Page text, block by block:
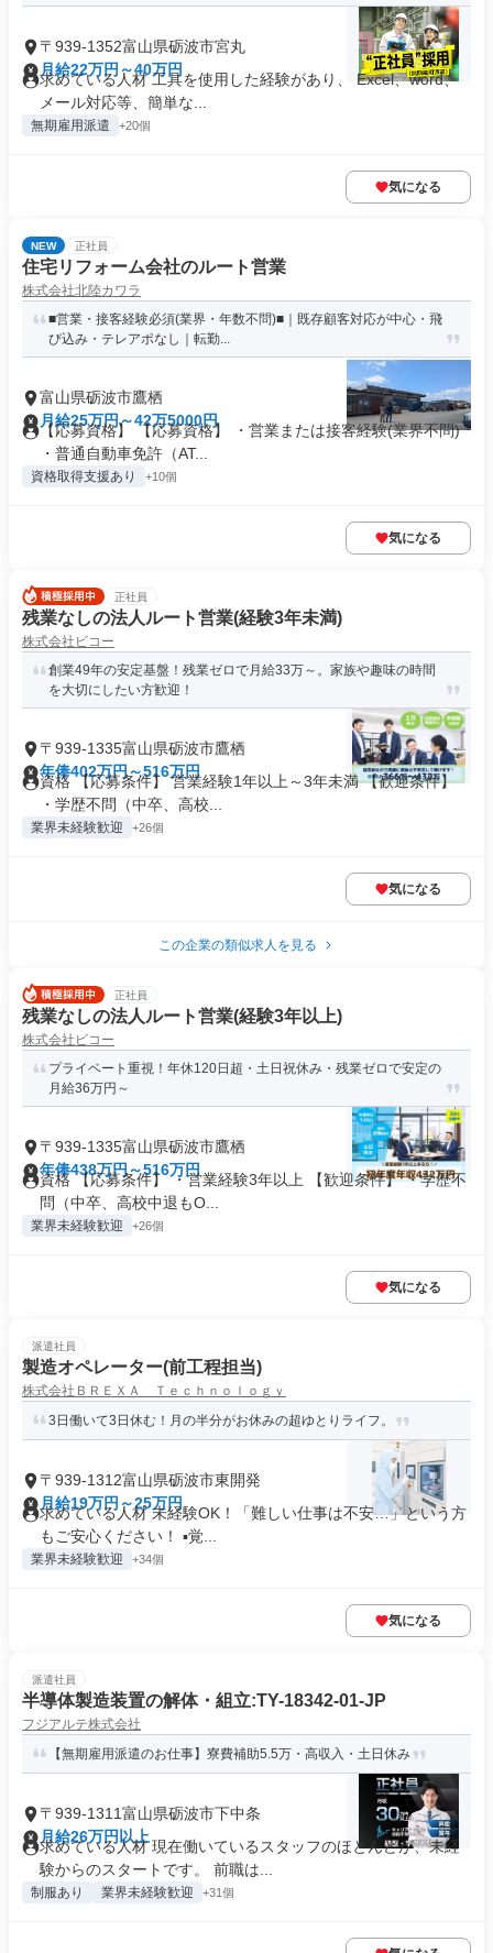
〒939-1352富山県砺波市宮丸
月給22万円～40万円
求めている人材 工具を使用した経験があり、 Excel、word、
メール対応等、簡単な...
無期雇用派遣 +20個
気になる
NEW 正社員
住宅リフォーム会社のルート営業
株式会社北陸カワラ
■営業・接客経験必須(業界・年数不問)■｜既存顧客対応が中心・飛
び込み・テレアポなし｜転勤...
富山県砺波市鷹栖
月給25万円～42万5000円
【応募資格】 【応募資格】 ・営業または接客経験(業界不問)
・普通自動車免許（AT...
資格取得支援あり +10個
気になる
正社員
残業なしの法人ルート営業(経験3年未満)
株式会社ビコー
創業49年の安定基盤！残業ゼロで月給33万～。家族や趣味の時間
を大切にしたい方歓迎！
〒939-1335富山県砺波市鷹栖
年俸402万円～516万円
資格 【応募条件】 営業経験1年以上～3年未満 【歓迎条件】
・学歴不問（中卒、高校...
業界未経験歓迎 +26個
気になる
この企業の類似求人を見る
正社員
残業なしの法人ルート営業(経験3年以上)
株式会社ビコー
プライベート重視！年休120日超・土日祝休み・残業ゼロで安定の
月給36万円～
〒939-1335富山県砺波市鷹栖
年俸438万円～516万円
資格 【応募条件】 ・営業経験3年以上 【歓迎条件】 ・学歴不
問（中卒、高校中退もO...
業界未経験歓迎 +26個
気になる
派遣社員
製造オペレーター(前工程担当)
株式会社ＢＲＥＸＡ Ｔｅｃｈｎｏｌｏｇｙ
3日働いて3日休む！月の半分がお休みの超ゆとりライフ。
〒939-1312富山県砺波市東開発
月給19万円～25万円
求めている人材 未経験OK！「難しい仕事は不安…」という方
もご安心ください！ ▪️覚...
業界未経験歓迎 +34個
気になる
派遣社員
半導体製造装置の解体・組立:TY-18342-01-JP
フジアルテ株式会社
【無期雇用派遣のお仕事】寮費補助5.5万・高収入・土日休み
〒939-1311富山県砺波市下中条
月給26万円以上
求めている人材 現在働いているスタッフのほとんどが、未経
験からのスタートです。 前職は...
制服あり 業界未経験歓迎 +31個